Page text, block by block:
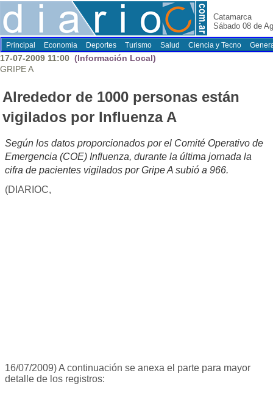
Catamarca
Sábado 08 de
Principal Economia Deportes Turismo Salud Ciencia y Tecno
17-07-2009 11:00 (Información Local)
GRIPE A
Alrededor de 1000 personas están
vigilados por Influenza A
Según los datos proporcionados por el Comité Operativo de
Emergencia (COE) Influenza, durante la última jornada la
cifra de pacientes vigilados por Gripe A subió a 966.
(DIARIOC,
16/07/2009) A continuación se anexa el parte para mayor
detalle de los registros: